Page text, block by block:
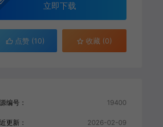
立即下载
点赞 (10) 收藏 (0)
编号： 19400
更新： 2026-02-09